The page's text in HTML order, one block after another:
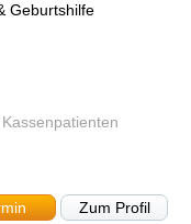
Geburtshilfe
Kassenpatienten
Zum Profil